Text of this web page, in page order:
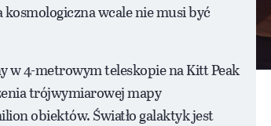
kosmologiczna wcale nie musi być
w 4-metrowym teleskopie na Kitt Peak
trójwymiarowej mapy
obiektów. Światło galaktyk jest